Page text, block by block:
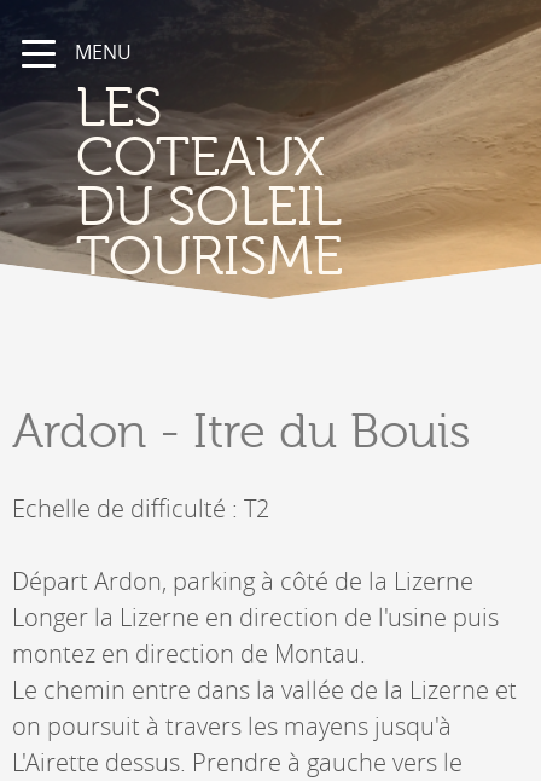
MENU
LES
COTEAUX
DU SOLEIL
TOURISME
Ardon - Itre du Bouis
Echelle de difficulté : T2
Départ Ardon, parking à côté de la Lizerne
Longer la Lizerne en direction de l'usine puis
montez en direction de Montau.
Le chemin entre dans la vallée de la Lizerne et
on poursuit à travers les mayens jusqu'à
L'Airette dessus. Prendre à gauche vers le